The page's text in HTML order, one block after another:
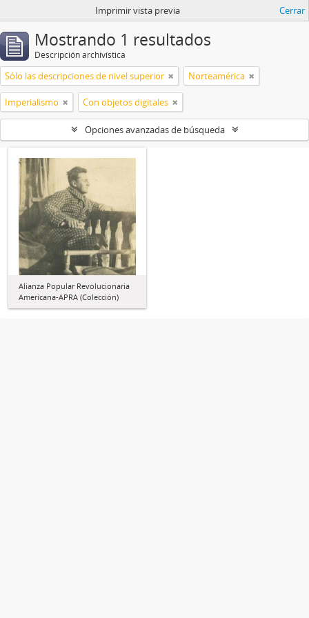
Imprimir vista previa Cerrar
Mostrando 1 resultados
Descripción archivística
Sólo las descripciones de nivel superior Norteamérica
Imperialismo Con objetos digitales
Opciones avanzadas de búsqueda
Alianza Popular Revolucionaria
Americana-APRA (Colección)